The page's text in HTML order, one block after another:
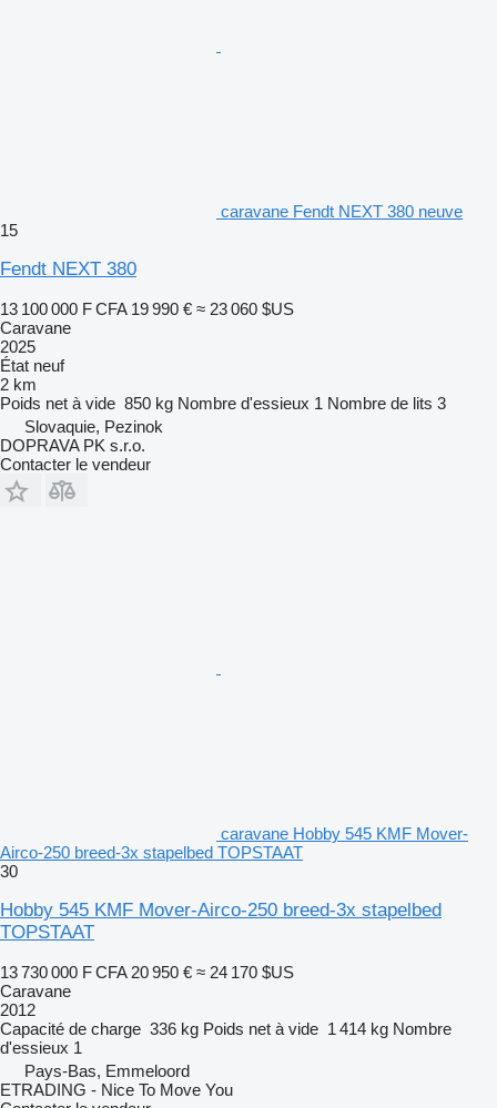
caravane Fendt NEXT 380 neuve
15
Fendt NEXT 380
13 100 000 F CFA 19 990 € ≈ 23 060 $US
Caravane
2025
État neuf
2 km
Poids net à vide 850 kg Nombre d'essieux 1 Nombre de lits 3
Slovaquie, Pezinok
DOPRAVA PK s.r.o.
Contacter le vendeur
caravane Hobby 545 KMF Mover-
Airco-250 breed-3x stapelbed TOPSTAAT
30
Hobby 545 KMF Mover-Airco-250 breed-3x stapelbed
TOPSTAAT
13 730 000 F CFA 20 950 € ≈ 24 170 $US
Caravane
2012
Capacité de charge 336 kg Poids net à vide 1 414 kg Nombre
d'essieux 1
Pays-Bas, Emmeloord
ETRADING - Nice To Move You